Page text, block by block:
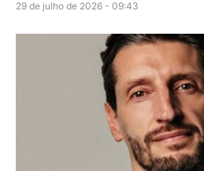
29 de julho de 2026 - 09:43